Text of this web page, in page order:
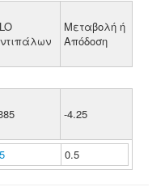
Μεταβολή ή
Απόδοση
-4.25
0.5